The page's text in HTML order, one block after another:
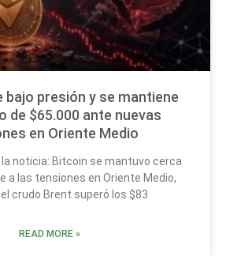
bajo presión y se mantiene
de $65.000 ante nuevas
en Oriente Medio
noticia: Bitcoin se mantuvo cerca
a las tensiones en Oriente Medio,
crudo Brent superó los $83
READ MORE »